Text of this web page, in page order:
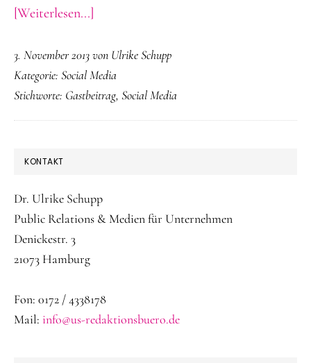
[Weiterlesen...]
Eine
andere
Art
von
3. November 2013von Ulrike Schupp
Kategorie: Social Media
Stichworte: Gastbeitrag, Social Media
SEITENSPALTE
KONTAKT
Dr. Ulrike Schupp
Public Relations & Medien für Unternehmen
Denickestr. 3
21073 Hamburg
Fon: 0172 / 4338178
Mail: info@us-redaktionsbuero.de